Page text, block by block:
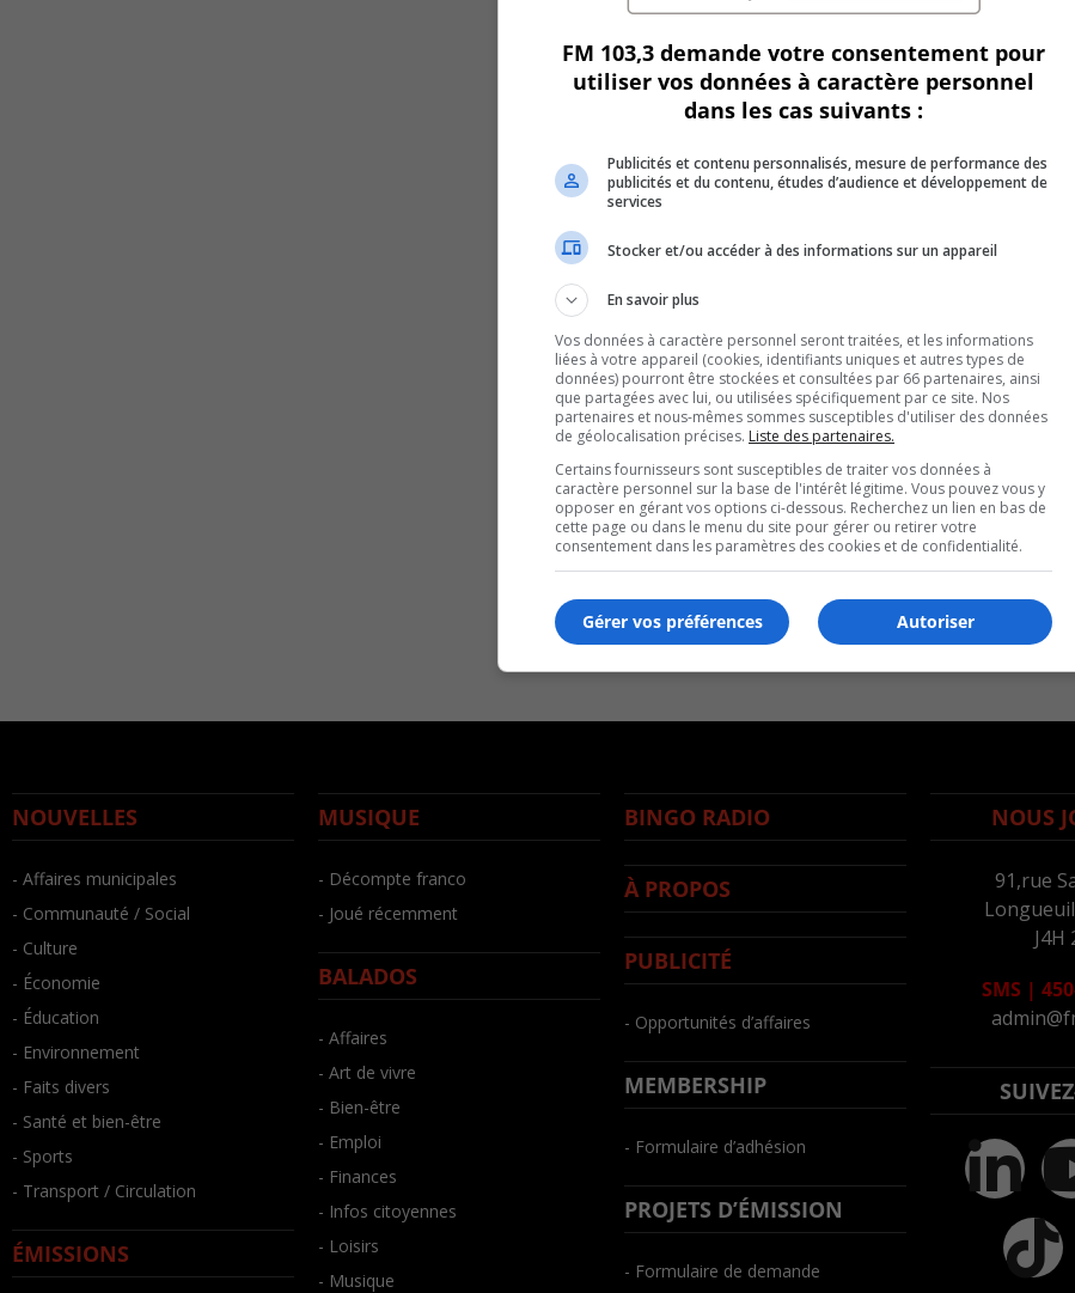
NOUVELLES
- Affaires municipales
- Communauté / Social
- Culture
- Économie
- Éducation
- Environnement
- Faits divers
- Santé et bien-être
- Sports
- Transport / Circulation
ÉMISSIONS
MUSIQUE
- Décompte franco
- Joué récemment
BALADOS
- Affaires
- Art de vivre
- Bien-être
- Emploi
- Finances
- Infos citoyennes
- Loisirs
- Musique
BINGO RADIO
À PROPOS
PUBLICITÉ
- Opportunités d’affaires
MEMBERSHIP
- Formulaire d’adhésion
PROJETS D’ÉMISSION
- Formulaire de demande
NOUS
91,rue
J4H
SMS |
FM 103,3 demande votre consentement pour
utiliser vos données à caractère personnel
dans les cas suivants :
Publicités et contenu personnalisés, mesure de performance des
publicités et du contenu, études d’audience et développement de
services
Stocker et/ou accéder à des informations sur un appareil
En savoir plus
Vos données à caractère personnel seront traitées, et les informations
liées à votre appareil (cookies, identifiants uniques et autres types de
données) pourront être stockées et consultées par 66 partenaires, ainsi
que partagées avec lui, ou utilisées spécifiquement par ce site. Nos
partenaires et nous-mêmes sommes susceptibles d'utiliser des données
de géolocalisation précises. Liste des partenaires.
Certains fournisseurs sont susceptibles de traiter vos données à
caractère personnel sur la base de l'intérêt légitime. Vous pouvez vous y
opposer en gérant vos options ci-dessous. Recherchez un lien en bas de
cette page ou dans le menu du site pour gérer ou retirer votre
consentement dans les paramètres des cookies et de confidentialité.
Autoriser
Gérer vos préférences